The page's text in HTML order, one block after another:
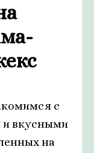
с
и вкусными
на